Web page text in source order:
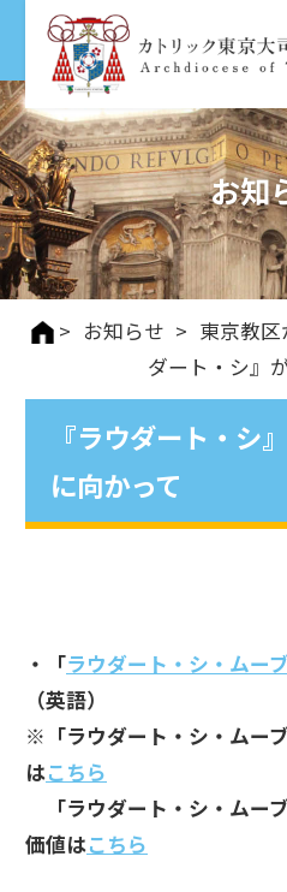
お知
> お知らせ > 東京教
ダート・シ』
『ラウダート・シ
に向かって
・「ラウダート・シ・ムー
（英語）
※「ラウダート・シ・ムー
はこちら
「ラウダート・シ・ムー
価値はこちら